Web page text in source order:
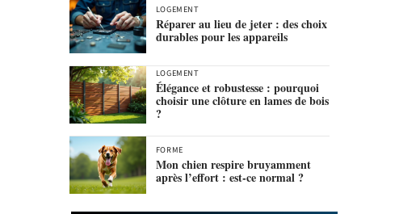
LOGEMENT
Réparer au lieu de jeter : des choix
durables pour les appareils
LOGEMENT
Élégance et robustesse : pourquoi
choisir une clôture en lames de bois
?
FORME
Mon chien respire bruyamment
après l’effort : est-ce normal ?